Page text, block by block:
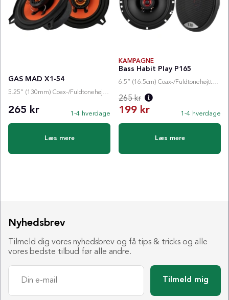
GAS MAD X1-54
5.25” (130mm) Coax-/Fuldtonehøjttaler
265 kr 1-4 hverdage
Læs mere
KAMPAGNE
Bass Habit Play P165
6.5” (16.5cm) Coax-/Fuldtonehøjttaler
199 kr
Normalpris:
265 kr
1-4 hverdage
Læs mere
Nyhedsbrev
Tilmeld dig vores nyhedsbrev og få tips & tricks og alle
vores bedste tilbud før alle andre.
Tilmeld mig